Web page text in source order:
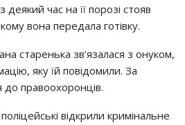
час на її порозі стояв
вона передала готівку.
старенька зв’язалася з онуком,
яку їй повідомили. За
правоохоронців.
відкрили кримінальне